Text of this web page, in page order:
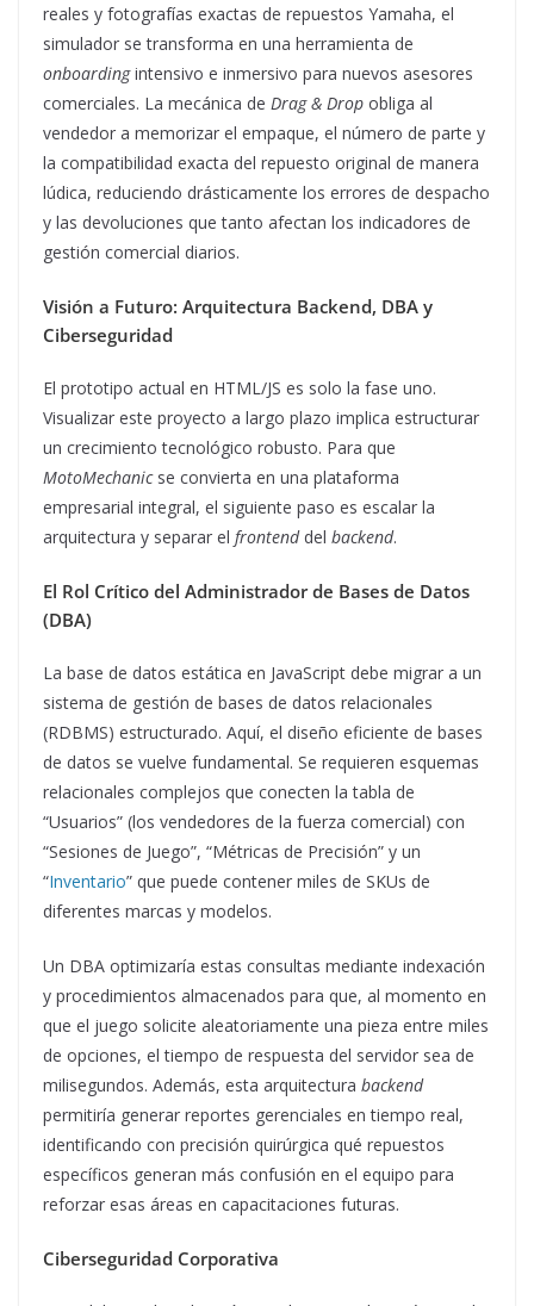
reales y fotografías exactas de repuestos Yamaha, el
simulador se transforma en una herramienta de
onboardingintensivo e inmersivo para nuevos asesores
comerciales. La mecánica de Drag & Drop obliga al
vendedor a memorizar el empaque, el número de parte y
la compatibilidad exacta del repuesto original de manera
lúdica, reduciendo drásticamente los errores de despacho
y las devoluciones que tanto afectan los indicadores de
gestión comercial diarios.
Visión a Futuro: Arquitectura Backend, DBA y
Ciberseguridad
El prototipo actual en HTML/JS es solo la fase uno.
Visualizar este proyecto a largo plazo implica estructurar
un crecimiento tecnológico robusto. Para que
MotoMechanicse convierta en una plataforma
empresarial integral, el siguiente paso es escalar la
arquitectura y separar el frontenddel backend.
El Rol Crítico del Administrador de Bases de Datos
(DBA)
La base de datos estática en JavaScript debe migrar a un
sistema de gestión de bases de datos relacionales
(RDBMS) estructurado. Aquí, el diseño eficiente de bases
de datos se vuelve fundamental. Se requieren esquemas
relacionales complejos que conecten la tabla de
“Usuarios” (los vendedores de la fuerza comercial) con
“Sesiones de Juego”, “Métricas de Precisión” y un
“Inventario” que puede contener miles de SKUs de
diferentes marcas y modelos.
Un DBA optimizaría estas consultas mediante indexación
y procedimientos almacenados para que, al momento en
que el juego solicite aleatoriamente una pieza entre miles
de opciones, el tiempo de respuesta del servidor sea de
milisegundos. Además, esta arquitectura backend
permitiría generar reportes gerenciales en tiempo real,
identificando con precisión quirúrgica qué repuestos
específicos generan más confusión en el equipo para
reforzar esas áreas en capacitaciones futuras.
Ciberseguridad Corporativa